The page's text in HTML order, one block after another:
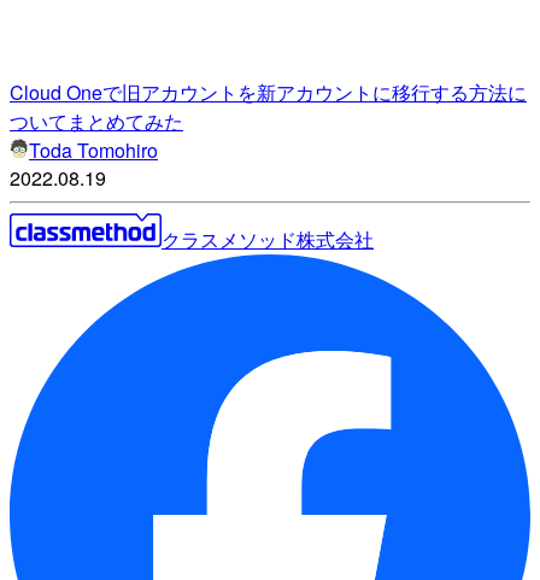
Cloud Oneで旧アカウントを新アカウントに移行する方法に
ついてまとめてみた
Toda Tomohiro
2022.08.19
クラスメソッド株式会社